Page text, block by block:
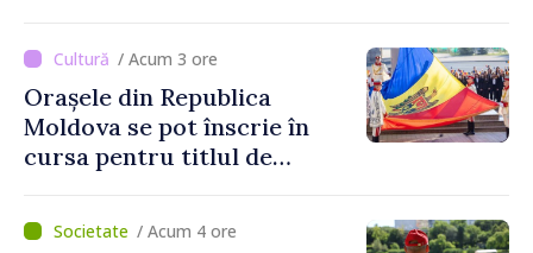
/ Acum 3 ore
Orașele din Republica
Moldova se pot înscrie în
cursa pentru titlul de
Culturii 2033”
/ Acum 4 ore